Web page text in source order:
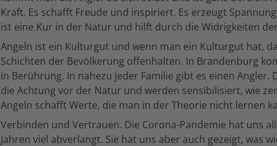
Kraft. Es schafft Freude und inspiriert. Es erzeugt
ist eine Kur in der Natur und hilft durch die Widrigkeiten
Angeln ist ein Kulturgut und wenn man ein Kulturgut hat,
Schichten der Bevölkerung offenhalten. In Brandenburg
in Berührung. In nahezu jeder Familie gibt es einen Angler.
die Achtung vor der Natur und werden sensibilisiert, wie
Angeln schafft Werte, die man in der Theorie nicht lernen
Verbinden und Vertrauen. Die Corona-Pandemie hat uns
Jahren viel abverlangt. Sie hat uns aber auch gezeigt, was